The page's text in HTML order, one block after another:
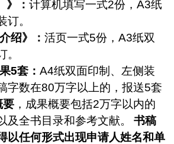
》： 计算机填写一式2份， A3纸
订。
绍》： 活页一式5份， A3纸双
。
5套： A4纸双面印制、左侧装
字数在80万字以上的，报送5套
要 ，成果概要包括2万字以内的
及全书目录和参考文献。
书稿
以任何形式出现申请人姓名和单